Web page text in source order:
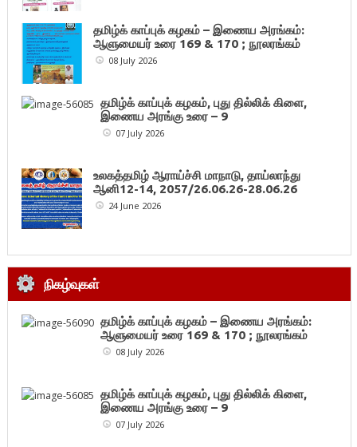
தமிழ்க் காப்புக் கழகம் – இணைய அரங்கம்:
ஆளுமையர் உரை 169 & 170 ; நூலரங்கம்
08 July 2026
தமிழ்க் காப்புக் கழகம், புது தில்லிக் கிளை,
இணைய அரங்கு உரை – 9
07 July 2026
உலகத்தமிழ் ஆராய்ச்சி மாநாடு, தாய்லாந்து
ஆனி12-14, 2057/26.06.26-28.06.26
24 June 2026
நிகழ்வுகள்
தமிழ்க் காப்புக் கழகம் – இணைய அரங்கம்:
ஆளுமையர் உரை 169 & 170 ; நூலரங்கம்
08 July 2026
தமிழ்க் காப்புக் கழகம், புது தில்லிக் கிளை,
இணைய அரங்கு உரை – 9
07 July 2026